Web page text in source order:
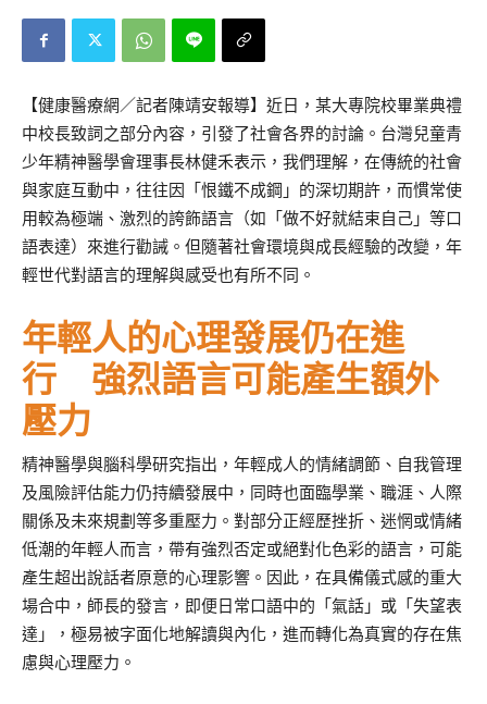
【健康醫療網／記者陳靖安報導】近日，某大專院校畢業典禮
中校長致詞之部分內容，引發了社會各界的討論。台灣兒童青
少年精神醫學會理事長林健禾表示，我們理解，在傳統的社會
與家庭互動中，往往因「恨鐵不成鋼」的深切期許，而慣常使
用較為極端、激烈的誇飾語言（如「做不好就結束自己」等口
語表達）來進行勸誡。但隨著社會環境與成長經驗的改變，年
輕世代對語言的理解與感受也有所不同。
年輕人的心理發展仍在進
行 強烈語言可能產生額外
壓力
精神醫學與腦科學研究指出，年輕成人的情緒調節、自我管理
及風險評估能力仍持續發展中，同時也面臨學業、職涯、人際
關係及未來規劃等多重壓力。對部分正經歷挫折、迷惘或情緒
低潮的年輕人而言，帶有強烈否定或絕對化色彩的語言，可能
產生超出說話者原意的心理影響。因此，在具備儀式感的重大
場合中，師長的發言，即便日常口語中的「氣話」或「失望表
達」，極易被字面化地解讀與內化，進而轉化為真實的存在焦
慮與心理壓力。